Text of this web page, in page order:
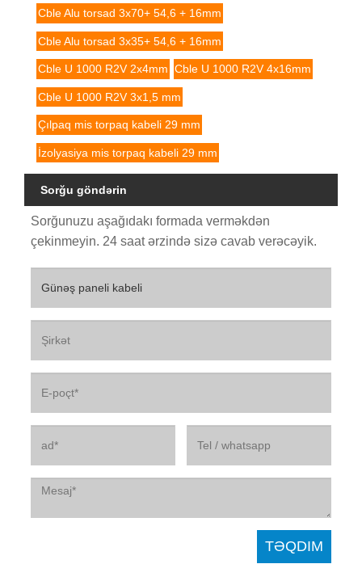
Cble Alu torsad 3x70+ 54,6 + 16mm
Cble Alu torsad 3x35+ 54,6 + 16mm
Cble U 1000 R2V 2x4mm Cble U 1000 R2V 4x16mm
Cble U 1000 R2V 3x1,5 mm
Çılpaq mis torpaq kabeli 29 mm
İzolyasiya mis torpaq kabeli 29 mm
Sorğu göndərin
Sorğunuzu aşağıdakı formada verməkdən
çekinmeyin. 24 saat ərzində sizə cavab verəcəyik.